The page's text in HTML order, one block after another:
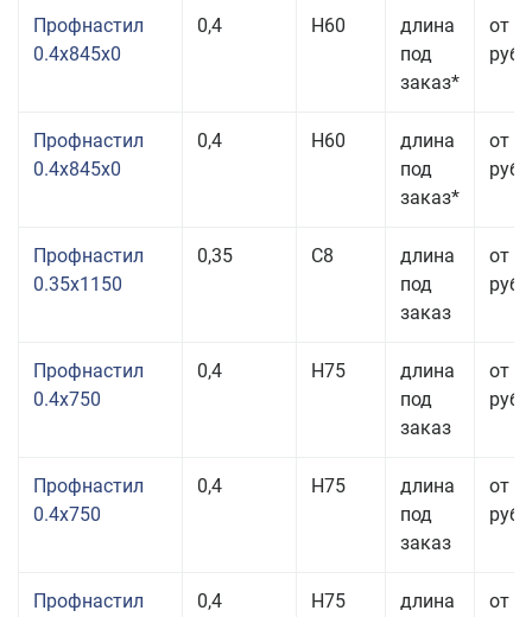
Профнастил
0.4x845x0
0,4 Н60
длина
под
заказ*
от
руб.
Профнастил
0.4x845x0
0,4 Н60
длина
под
заказ*
от
руб.
Профнастил
0.35x1150
0,35 С8
длина
под
заказ
от
руб.
Профнастил
0.4x750
0,4 Н75
длина
под
заказ
от
руб.
Профнастил
0.4x750
0,4 Н75
длина
под
заказ
от
руб.
Профнастил
0,4 Н75
длина
от